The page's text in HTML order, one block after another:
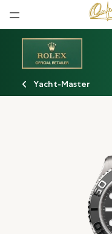
首頁
最新消息
腕表資訊
勞力士中古錶認證
Yacht-Master